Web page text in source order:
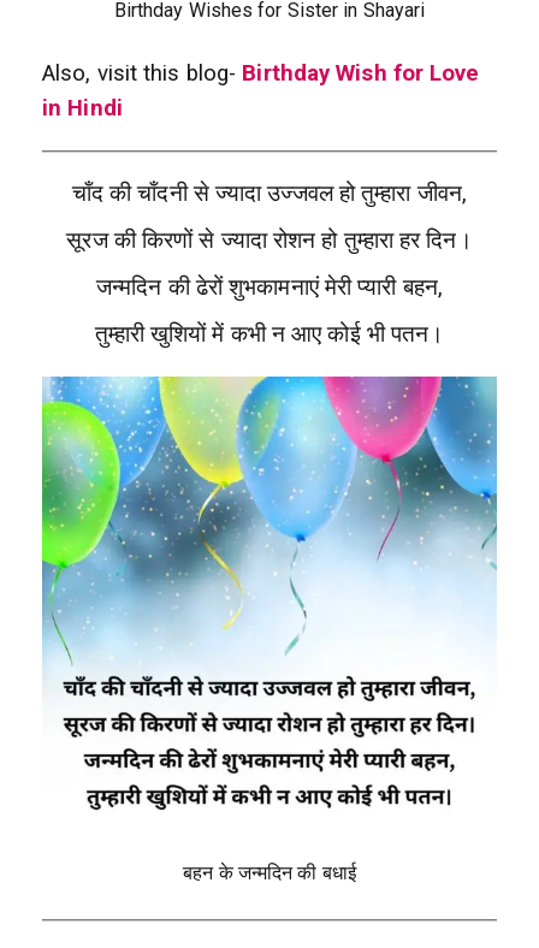
Birthday Wishes for Sister in Shayari
Also, visit this blog- Birthday Wish for Love
in Hindi
चाँद की चाँदनी से ज्यादा उज्जवल हो तुम्हारा जीवन,
सूरज की किरणों से ज्यादा रोशन हो तुम्हारा हर दिन।
जन्मदिन की ढेरों शुभकामनाएं मेरी प्यारी बहन,
तुम्हारी खुशियों में कभी न आए कोई भी पतन।
बहन के जन्मदिन की बधाई